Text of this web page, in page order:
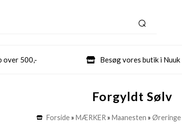
over 500,- Besøg vores butik i Nuuk
Forgyldt Sølv
Forside»MÆRKER »Maanesten »Øreringe